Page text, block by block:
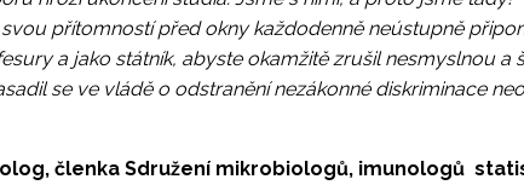
svou přítomností před okny každodenně neústupně
a jako státník, abyste okamžitě zrušil nesmyslnou a
se ve vládě o odstranění nezákonné diskriminace
členka Sdružení mikrobiologů, imunologů